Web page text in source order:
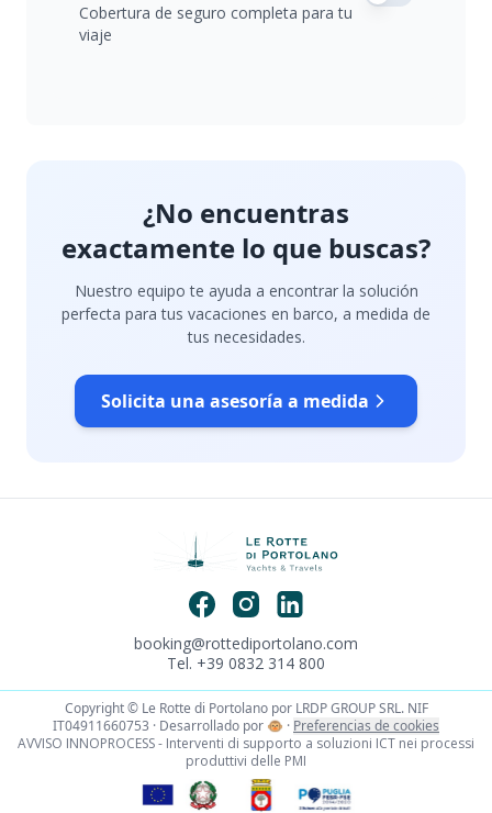
Cobertura de seguro completa para tu
viaje
¿No encuentras
exactamente lo que buscas?
Nuestro equipo te ayuda a encontrar la solución
perfecta para tus vacaciones en barco, a medida de
tus necesidades.
Solicita una asesoría a medida
booking@rottediportolano.com
Tel. +39 0832 314 800
Copyright © Le Rotte di Portolano por LRDP GROUP SRL. NIF
IT04911660753 · Desarrollado por 🐵 · Preferencias de cookies
AVVISO INNOPROCESS - Interventi di supporto a soluzioni ICT nei processi
produttivi delle PMI